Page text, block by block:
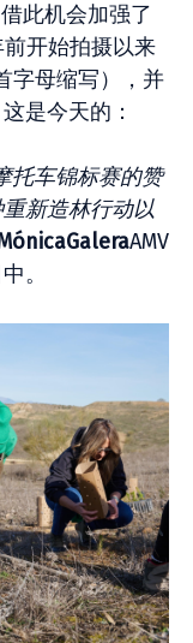
此机会加强了
开始拍摄以来
字母缩写），并
是今天的：
托车锦标赛的赞
新造林行动以
AMV
。